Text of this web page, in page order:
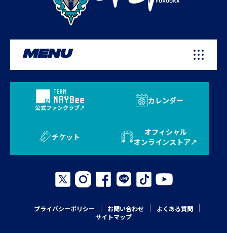
MENU
公式ファンクラブ
カレンダー
チケット
オフィシャル
オンラインストア
プライバシーポリシー お問い合わせ
よくある質問
サイトマップ